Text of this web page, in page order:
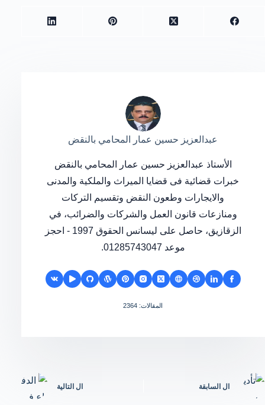
عبدالعزيز حسين عمار المحامي بالنقض
الأستاذ عبدالعزيز حسين عمار المحامي بالنقض
خبرات قضائية فى قضايا الميراث والملكية والمدنى
والايجارات وطعون النقض وتقسيم التركات
ومنازعات قانون العمل والشركات والضرائب، في
الزقازيق، حاصل على ليسانس الحقوق 1997 - احجز
موعد 01285743047.
المقالات: 2364
ال السابقة ال التالية